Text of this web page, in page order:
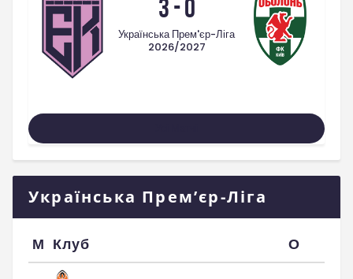
3-0
Українська Прем'єр-Ліга
2026/2027
Українська Прем’єр-Ліга
М Клуб О